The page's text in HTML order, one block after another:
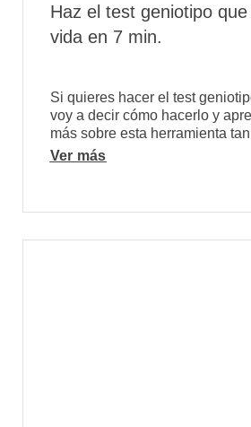
Haz el test geniotipo
vida en 7 min.
Si quieres hacer el test
voy a decir cómo hacerlo y
más sobre esta herramienta
Ver más